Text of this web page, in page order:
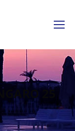
25